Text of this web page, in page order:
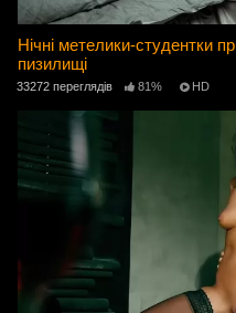
Нічні метелики-студентки
пизилищі
33272 переглядів 81% HD